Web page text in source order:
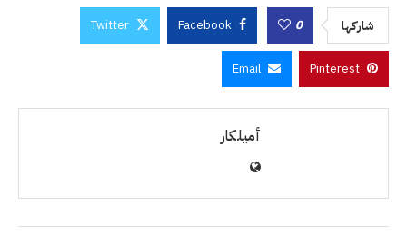
شاركها 0
Facebook
Twitter
Pinterest
Email
أميلكار